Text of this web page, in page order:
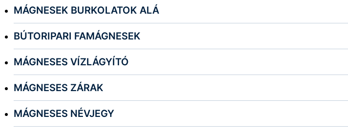
MÁGNESEK BURKOLATOK ALÁ
BÚTORIPARI FAMÁGNESEK
MÁGNESES VÍZLÁGYÍTÓ
MÁGNESES ZÁRAK
MÁGNESES NÉVJEGY